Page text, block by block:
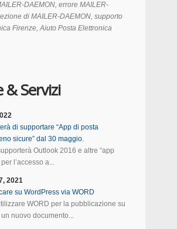
DAEMON, errore MAILER-
di MAILER-DAEMON, supporto
Firenze, Aiuto Posta Elettronica
& Servizi
di supportare “App di posta
sicure” dal 30 maggio.
Outlook 2016 e altre “app
l’accesso a...
2021
su WordPress via WORD
WORD per la pubblicazione su
nuovo documento...